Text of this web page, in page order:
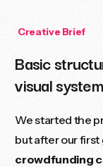
Creative Brief
Basic
visual
We started the
but after our first
crowdfunding